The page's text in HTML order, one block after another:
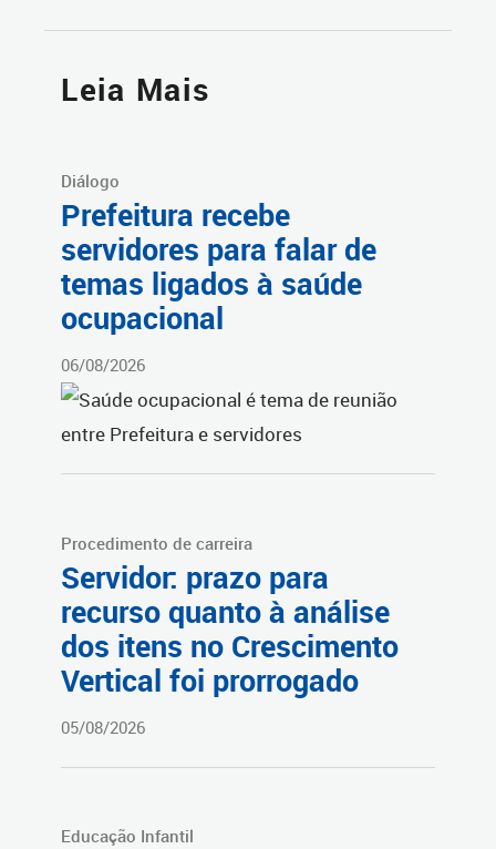
Leia Mais
Diálogo
Prefeitura recebe
servidores para falar de
temas ligados à saúde
ocupacional
06/08/2026
Procedimento de carreira
Servidor: prazo para
recurso quanto à análise
dos itens no Crescimento
Vertical foi prorrogado
05/08/2026
Educação Infantil